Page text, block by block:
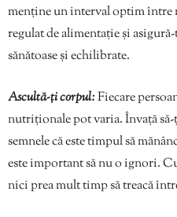
menține un interval optim între
regulat de alimentație și
sănătoase și echilibrate.
Ascultă-ți corpul:Fiecare
nutriționale pot varia. Învață
semnele că este timpul să
este important să nu o ignori.
nici prea mult timp să treacă